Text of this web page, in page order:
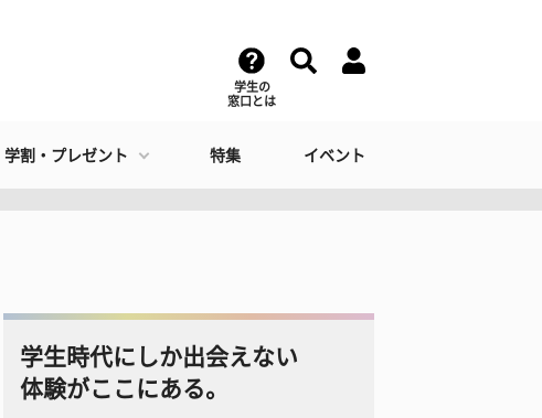
学生の
窓口とは
学割・プレゼント 特集 イベント
学生時代にしか出会えない
体験がここにある。